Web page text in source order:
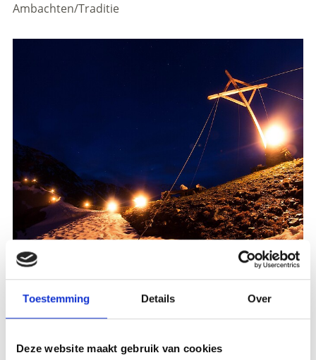
Toestemming Details Over
Deze website maakt gebruik van cookies
Ambachten/Traditie
Plaats evenement